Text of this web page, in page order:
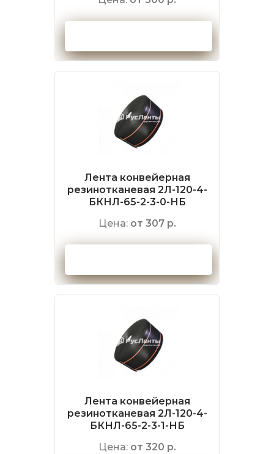
Лента конвейерная
резинотканевая 2Л-120-4-
БКНЛ-65-2-3-0-НБ
Цена: от 307 р.
Лента конвейерная
резинотканевая 2Л-120-4-
БКНЛ-65-2-3-1-НБ
Цена: от 320 р.